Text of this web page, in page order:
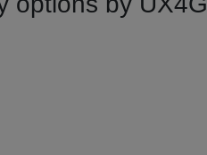
2022
યાદી